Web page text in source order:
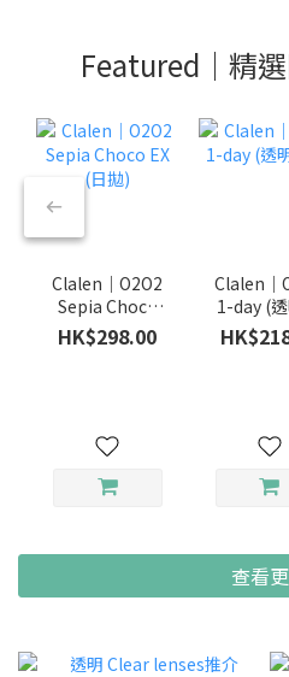
Featured｜精
Clalen｜O2O2
Sepia Choco
EX (日拋)
HK$298.00
Clalen｜
1-day (
拋)
查看